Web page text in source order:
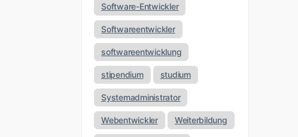
Software-Entwickler
Softwareentwickler
softwareentwicklung
stipendium studium
Systemadministrator
Webentwickler Weiterbildung